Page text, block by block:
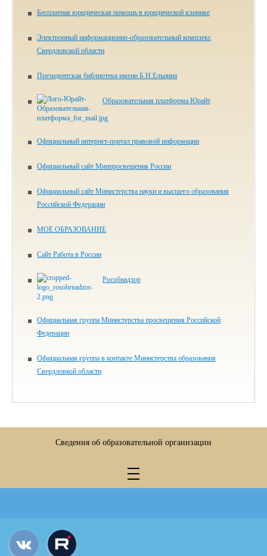
Бесплатная юридическая помощь в юридической клинике
Электронный информационно-образовательный комплекс
Свердловской области
Президентская библиотека имени Б.Н.Ельцина
Образовательная платформа Юрайт
Официальный интернет-портал правовой информации
Официальный сайт Минпросвещения России
Официальный сайт Министерства науки и высшего образования
Российской Федерации
МОЕ ОБРАЗОВАНИЕ
Сайт Работа в России
Рособнадзор
Официальная группа Министерства просвещения Российской
Федерации
Официальная группа в контакте Министерства образования
Свердловкой области
Сведения об образовательной организации